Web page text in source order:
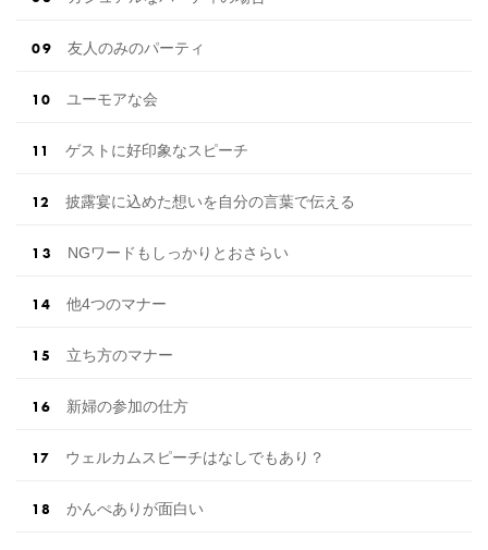
友人のみのパーティ
ユーモアな会
ゲストに好印象なスピーチ
披露宴に込めた想いを自分の言葉で伝える
NGワードもしっかりとおさらい
他4つのマナー
立ち方のマナー
新婦の参加の仕方
ウェルカムスピーチはなしでもあり？
かんぺありが面白い